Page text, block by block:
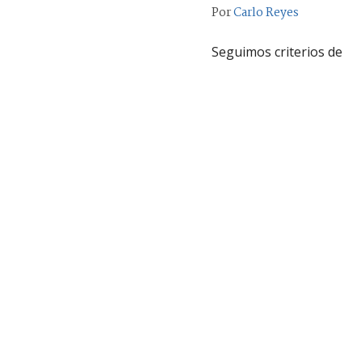
PorCarlo Reyes
Seguimos criterios de